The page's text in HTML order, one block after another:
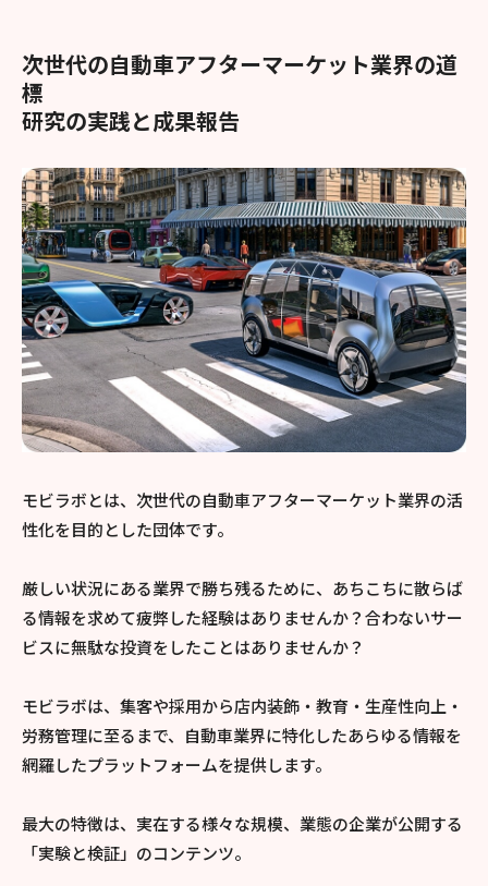
次世代の自動車アフターマーケット業界の道
標
研究の実践と成果報告
モビラボとは、次世代の自動車アフターマーケット業界の活
性化を目的とした団体です。
厳しい状況にある業界で勝ち残るために、あちこちに散らば
る情報を求めて疲弊した経験はありませんか？合わないサー
ビスに無駄な投資をしたことはありませんか？
モビラボは、集客や採用から店内装飾・教育・生産性向上・
労務管理に至るまで、自動車業界に特化したあらゆる情報を
網羅したプラットフォームを提供します。
最大の特徴は、実在する様々な規模、業態の企業が公開する
「実験と検証」のコンテンツ。